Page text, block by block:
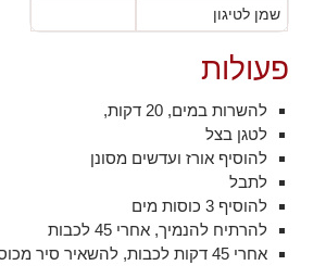
שמן לטיגון
פעולות
להשרות במים, 20 דקות,
לטגן בצל
להוסיף אורז ועדשים מסונן
לתבל
להוסיף 3 כוסות מים
להרתיח להנמיך, אחרי 45 לכבות
אחרי 45 דקות לכבות, להשאיר סיר מכוסה עד קירור.